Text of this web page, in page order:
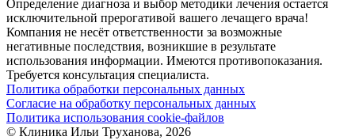
Определение диагноза и выбор методики лечения остается
исключительной прерогативой вашего лечащего врача!
Компания не несёт ответственности за возможные
негативные последствия, возникшие в результате
использования информации. Имеются противопоказания.
Требуется консультация специалиста.
Политика обработки персональных данных
Согласие на обработку персональных данных
Политика использования cookie-файлов
© Клиника Ильи Труханова, 2026